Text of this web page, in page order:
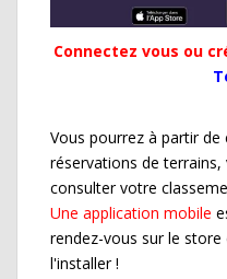
Connectez vous ou
Vous pourrez à partir de
réservations de
consulter votre
Une application mobile
rendez-vous sur le
l'installer !